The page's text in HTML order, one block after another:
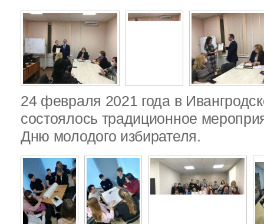
24 февраля 2021 года в
состоялось традиционное
Дню молодого избирателя.